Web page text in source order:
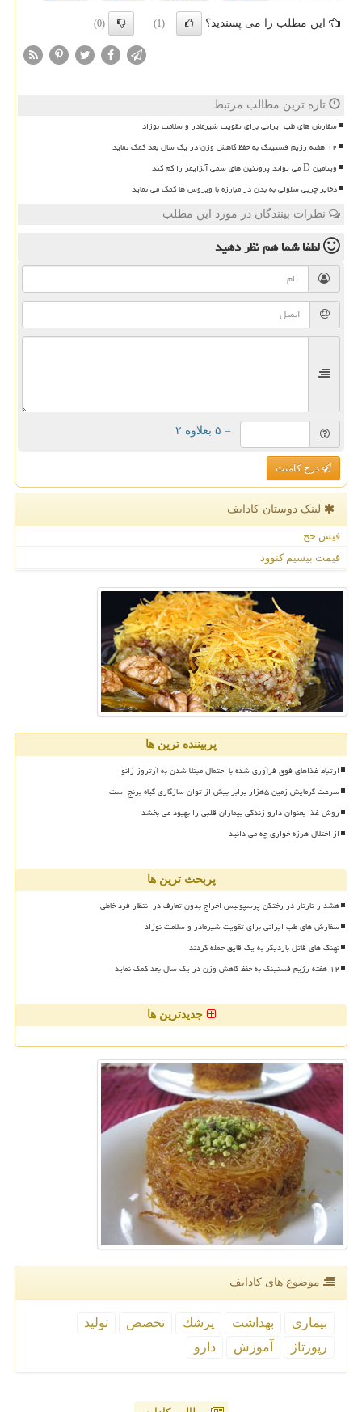
این مطلب را می پسندید؟ (1)
(0)
تازه ترین مطالب مرتبط
سفارش های طب ایرانی برای تقویت شیرمادر و سلامت نوزاد
۱۲ هفته رژیم فستینگ به حفظ کاهش وزن در یک سال بعد کمک نماید
ویتامین D می تواند پروتئین های سمی آلزایمر را کم کند
ذخایر چربی سلولی به بدن در مبارزه با ویروس ها کمک می نماید
نظرات بینندگان در مورد این مطلب
لطفا شما همنظر دهید
= ۵ بعلاوه ۲
درج کامنت
لینک دوستان كادایف
فیش حج
قیمت بیسیم کنوود
پربیننده ترین ها
ارتباط غذاهای فوق فرآوری شده با احتمال مبتلا شدن به آرتروز زانو
سرعت گرمایش زمین ۵هزار برابر بیش از توان سازگاری گیاه برنج است
روش غذا بعنوان دارو زندگی بیماران قلبی را بهبود می بخشد
از اختلال هرزه خواری چه می دانید
پربحث ترین ها
هشدار تارتار در رختکن پرسپولیس اخراج بدون تعارف در انتظار فرد خاطی
سفارش های طب ایرانی برای تقویت شیرمادر و سلامت نوزاد
نهنگ های قاتل باردیگر به یک قایق حمله کردند
۱۲ هفته رژیم فستینگ به حفظ کاهش وزن در یک سال بعد کمک نماید
جدیدترین ها
موضوع های كادایف
بیماری بهداشت پزشك تخصص
تولید
رپورتاژ
آموزش دارو